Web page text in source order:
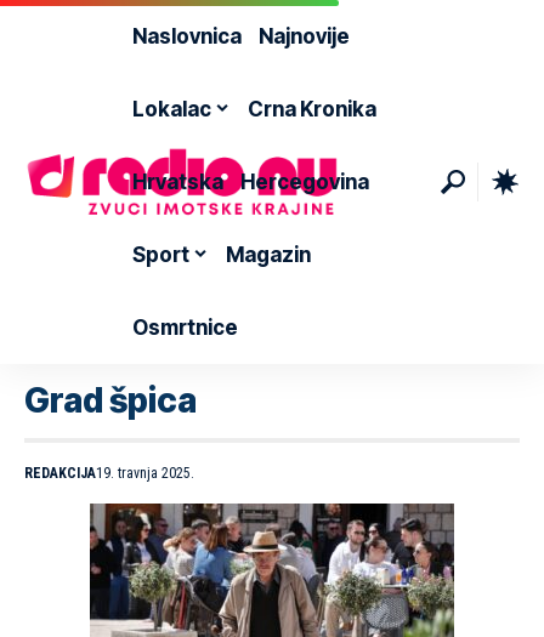
Naslovnica Najnovije
Lokalac Crna Kronika
Hrvatska Hercegovina
Sport Magazin
Osmrtnice
Grad špica
REDAKCIJA19. travnja 2025.